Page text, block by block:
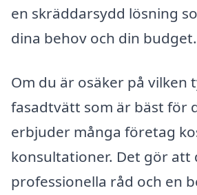
en skräddarsydd lösning
dina behov och din budget.
Om du är osäker på vilken
fasadtvätt som är bäst för
erbjuder många företag
konsultationer. Det gör att
professionella råd och en